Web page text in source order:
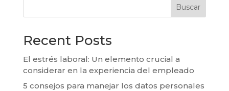
Buscar
Recent Posts
El estrés laboral: Un elemento crucial a
considerar en la experiencia del empleado
5 consejos para manejar los datos personales